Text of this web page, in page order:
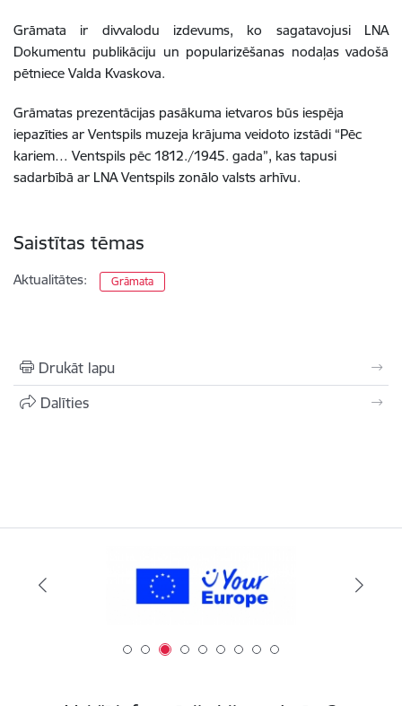
Grāmata ir divvalodu izdevums, ko sagatavojusi LNA
Dokumentu publikāciju un popularizēšanas nodaļas vadošā
pētniece Valda Kvaskova.
Grāmatas prezentācijas pasākuma ietvaros būs iespēja
iepazīties ar Ventspils muzeja krājuma veidoto izstādi “Pēc
kariem… Ventspils pēc 1812./1945. gada”, kas tapusi
sadarbībā ar LNA Ventspils zonālo valsts arhīvu.
Saistītas tēmas
Aktualitātes: Grāmata
Drukāt lapu
Dalīties